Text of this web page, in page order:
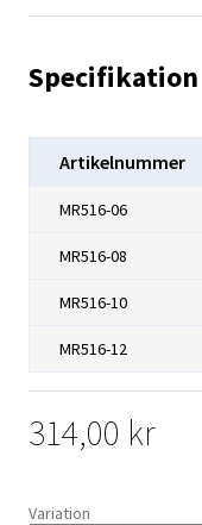
Specifikation
Artikelnummer
MR516-06
MR516-08
MR516-10
MR516-12
314,00 kr
Variation